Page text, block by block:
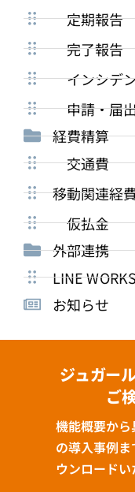
定期報告
完了報告
インシデ
申請・届
経費精算
交通費
移動関連経
仮払金
外部連携
LINE
お知らせ
ジュガー
ご
機能概要か
の導入事例
ウンロードい